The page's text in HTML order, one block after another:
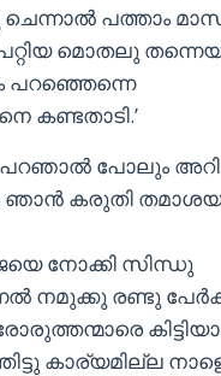
പത്താം
പറ്റിയ മൊതലു
പറഞ്ഞെന്നെ
കണ്ടതാടി.’
പോലും
കരുതി
നോക്കി സിന്ധു
നമുക്കു രണ്ടു
കാര്യമില്ല